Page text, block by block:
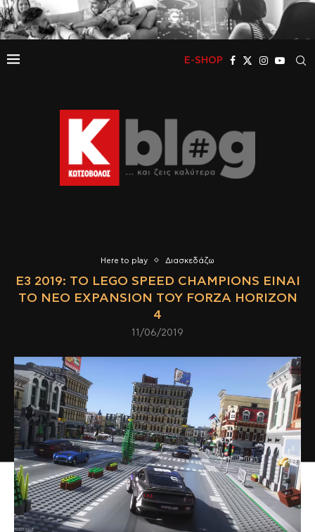
E-SHOP
Here to play Διασκεδάζω
E3 2019: ΤΟ LEGO SPEED CHAMPIONS ΕΊΝΑΙ
ΤΟ ΝΈΟ EXPANSION ΤΟΥ FORZA HORIZON
4
11/06/2019